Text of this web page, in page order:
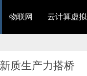
物联网 云计算虚
质生产力搭桥